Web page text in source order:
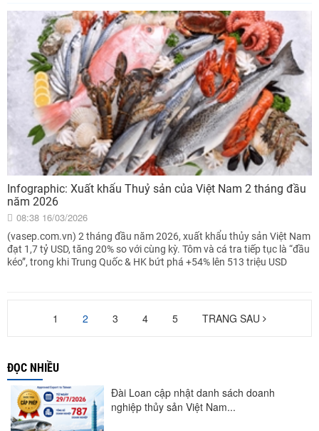
Infographic: Xuất khẩu Thuỷ sản của Việt Nam 2 tháng đầu
năm 2026
08:38 16/03/2026
(vasep.com.vn) 2 tháng đầu năm 2026, xuất khẩu thủy sản Việt Nam
đạt 1,7 tỷ USD, tăng 20% so với cùng kỳ. Tôm và cá tra tiếp tục là “đầu
kéo”, trong khi Trung Quốc & HK bứt phá +54% lên 513 triệu USD
1 2 3 4 5 TRANG SAU
ĐỌC NHIỀU
Đài Loan cập nhật danh sách doanh
nghiệp thủy sản Việt Nam...